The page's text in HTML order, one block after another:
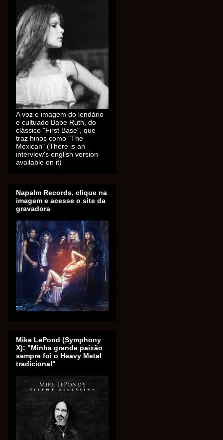
A voz e imagem do lendário
e cultuado Babe Ruth, do
clássico "First Base", que
traz hinos como "The
Mexican" (There is an
interview's english version
available on it)
Napalm Records, clique na
imagem e acesse o site da
gravadora
Mike LePond (Symphony
X): "Minha grande paixão
sempre foi o Heavy Metal
tradicional"